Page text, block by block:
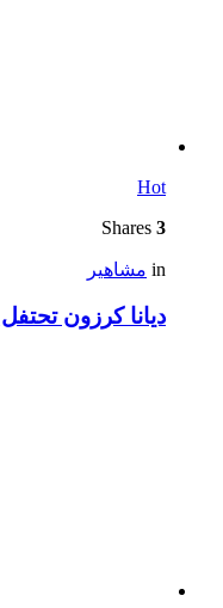
Hot
3
in مشاهير
ديانا كرزون